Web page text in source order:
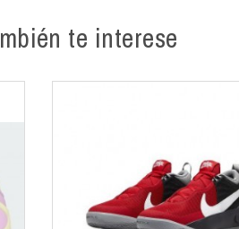
te interese